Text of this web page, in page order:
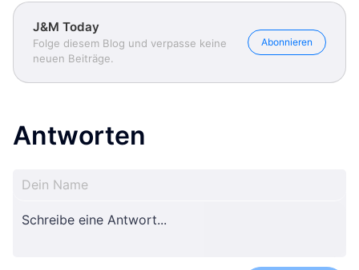
J&M Today
J&M Today
J&M Today
Folge diesem Blog und verpasse keine
neuen Beiträge.
Abonnieren
J&M Today
Antworten